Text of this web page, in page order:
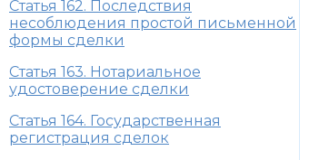
Статья 162. Последствия
несоблюдения простой письменной
формы сделки
Статья 163. Нотариальное
удостоверение сделки
Статья 164. Государственная
регистрация сделок